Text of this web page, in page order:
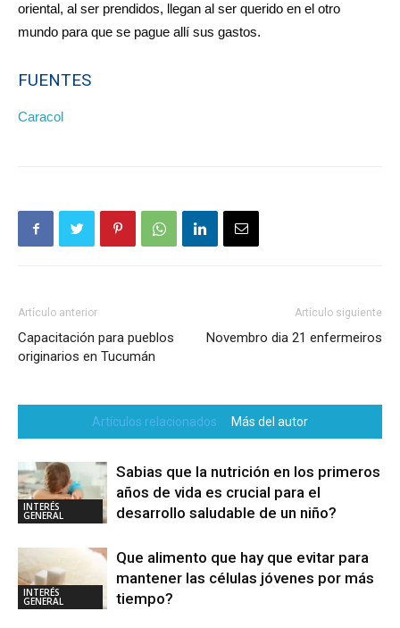
oriental, al ser prendidos, llegan al ser querido en el otro
mundo para que se pague allí sus gastos.
FUENTES
Caracol
Artículo anterior
Capacitación para pueblos
originarios en Tucumán
Artículo siguiente
Novembro dia 21 enfermeiros
Artículos relacionados Más del autor
INTERÉS
GENERAL
Sabias que la nutrición en los primeros
años de vida es crucial para el
desarrollo saludable de un niño?
INTERÉS
GENERAL
Que alimento que hay que evitar para
mantener las células jóvenes por más
tiempo?